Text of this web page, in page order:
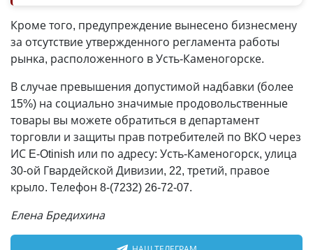
Кроме того, предупреждение вынесено бизнесмену
за отсутствие утвержденного регламента работы
рынка, расположенного в Усть-Каменогорске.
В случае превышения допустимой надбавки (более
15%) на социально значимые продовольственные
товары вы можете обратиться в департамент
торговли и защиты прав потребителей по ВКО через
ИС E-Otinish или по адресу: Усть-Каменогорск, улица
30-ой Гвардейской Дивизии, 22, третий, правое
крыло. Телефон 8-(7232) 26-72-07.
Елена Бредихина